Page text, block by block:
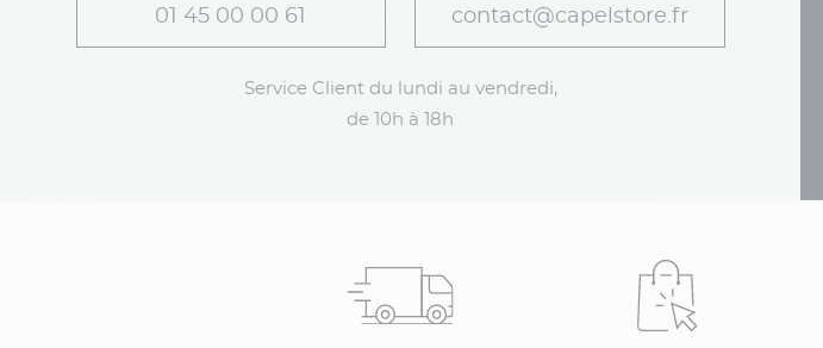
01 45 00 00 61 contact@capelstore.fr
Service Client du lundi au vendredi,
de 10h à 18h